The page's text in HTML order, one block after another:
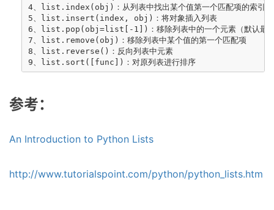
4、list.index(obj)：从列表中找出某个值第一个匹配项的索引位
5、list.insert(index, obj)：将对象插入列表
6、list.pop(obj=list[-1])：移除列表中的一个元素（默认最后
7、list.remove(obj)：移除列表中某个值的第一个匹配项
8、list.reverse()：反向列表中元素
参考：
An Introduction to Python Lists
http://www.tutorialspoint.com/python/python_lists.htm